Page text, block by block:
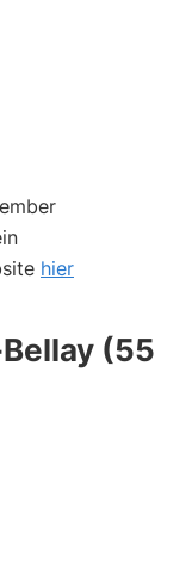
hier
(55